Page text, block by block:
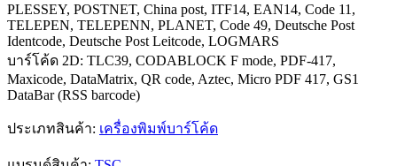
PLESSEY, POSTNET, China post, ITF14, EAN14, Code 11,
TELEPEN, TELEPENN, PLANET, Code 49, Deutsche Post
Identcode, Deutsche Post Leitcode, LOGMARS
บาร์โค้ด 2D: TLC39, CODABLOCK F mode, PDF-417,
Maxicode, DataMatrix, QR code, Aztec, Micro PDF 417, GS1
DataBar (RSS barcode)
ประเภทสินค้า: เครื่องพิมพ์บาร์โค้ด